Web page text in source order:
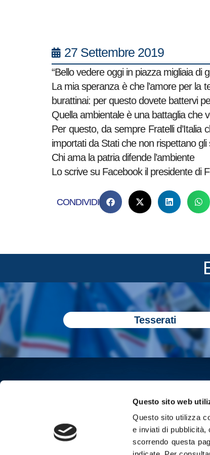
Questo sito web
Questo sito utilizza
e inviati di
scorrendo questa
27 Settembre 2019
“Bello vedere oggi in piazza migliaia di
La mia speranza è che l’amore per la
burattinai: per questo dovete battervi
Quella ambientale è una battaglia che
Per questo, da sempre Fratelli d’Italia
importati da Stati che non rispettano
Chi ama la patria difende l’ambiente
Lo scrive su Facebook il presidente di
CONDIVIDI
Tesserati